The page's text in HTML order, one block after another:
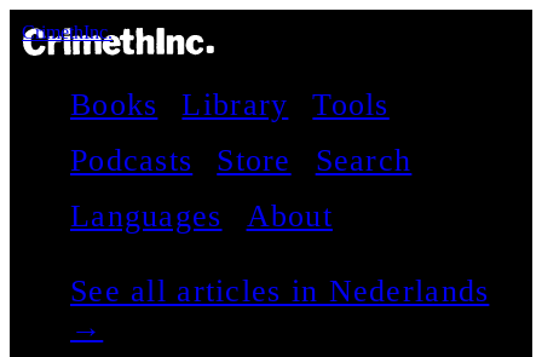
CrimethInc.
Books Library
Tools
Podcasts
Store
Search
Languages
About
See all articles in Nederlands
→